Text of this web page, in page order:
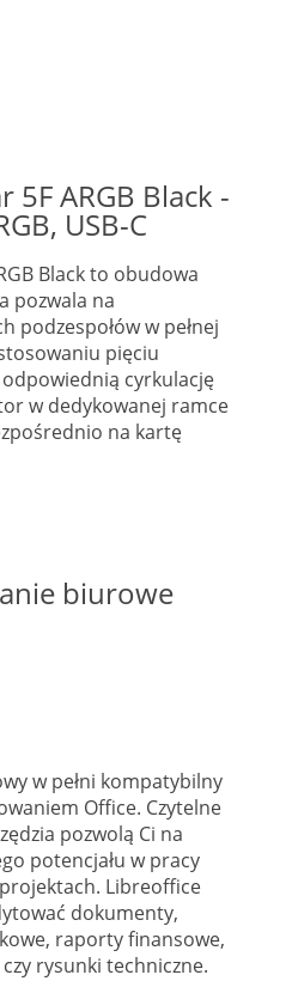
5F ARGB Black -
USB-C
Black to obudowa
pozwala na
podzespołów w pełnej
pięciu
cyrkulację
w dedykowanej ramce
na kartę
biurowe
w pełni kompatybilny
Office. Czytelne
pozwolą Ci na
potencjału w pracy
Libreoffice
dokumenty,
raporty finansowe,
rysunki techniczne.